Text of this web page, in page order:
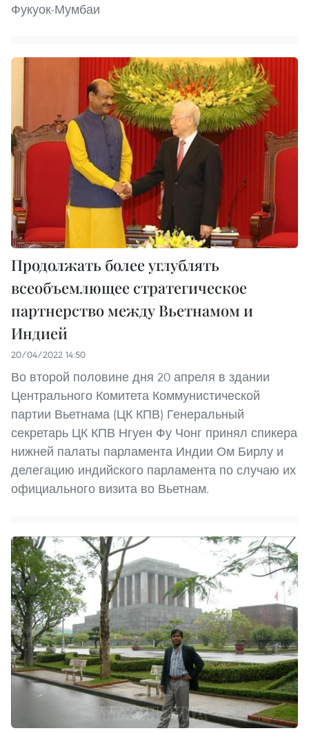
Фукуок-Мумбаи
Продолжать более углублять
всеобъемлющее стратегическое
партнерство между Вьетнамом и
Индией
20/04/2022 14:50
Во второй половине дня 20 апреля в здании
Центрального Комитета Коммунистической
партии Вьетнама (ЦК КПВ) Генеральный
секретарь ЦК КПВ Нгуен Фу Чонг принял спикера
нижней палаты парламента Индии Ом Бирлу и
делегацию индийского парламента по случаю их
официального визита во Вьетнам.